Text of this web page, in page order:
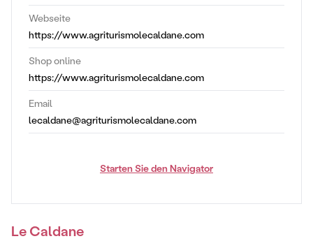
Webseite
https://www.agriturismolecaldane.com
Shop online
https://www.agriturismolecaldane.com
Email
lecaldane@agriturismolecaldane.com
Starten Sie den Navigator
Le Caldane